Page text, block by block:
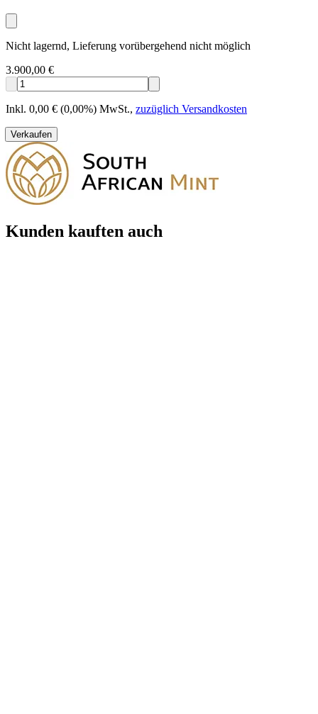
Nicht lagernd, Lieferung vorübergehend nicht möglich
3.900,00 €
Inkl. 0,00 € (0,00%) MwSt., zuzüglich Versandkosten
Verkaufen
Kunden kauften auch